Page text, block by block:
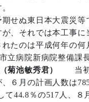
せぬ東日本大震災
、それでは本工事
たのは平成何年の
立病院新病院整備課
菊池敏秀君）
当初
６月の計画人数は
て44.8％の517人、